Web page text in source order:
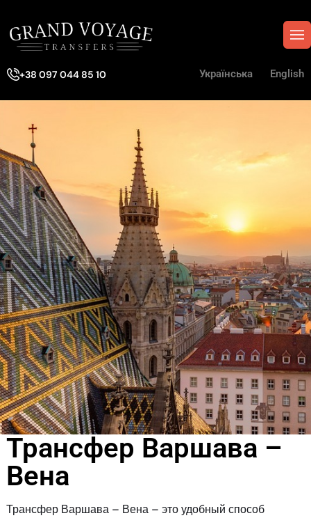
+38 097 044 85 10 Українська English
Трансфер Варшава –
Вена
Трансфер Варшава – Вена – это удобный способ